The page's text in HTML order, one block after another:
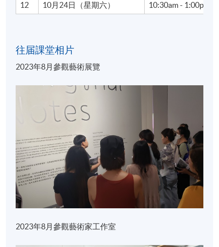
朱天韻
為南豐集團旗艦商場AIRSIDE及保育地標南豐紗廠
野打破藝術文化界限，創造連結大眾的展覽體驗，近
怪奇：走進ASMR的世界》、在地啟發的《愛你一萬
字》文字主題展覽等。
朱氏的策展方向植根於其文化研究背景，她於倫敦大
學金匠學院完成藝術行政及文化政策碩士，並擁有逾
十年媒體工作背景，賦予其敏銳的批判思考與傳播直
覺。朱氏於2018年創立獨立藝術空間foreforehead，曾
以《扭蛋美術館》、《巷仔街招展》等實驗性跨媒介
展覽備受好評；
讓她得以游刃有餘地連結國內外藝術機構，推動跨文
12
10月24日（星期六） 10:30am - 1:00pm
往届課堂相片
2023年8月參觀藝術展覽
2023年8月參觀藝術家工作室